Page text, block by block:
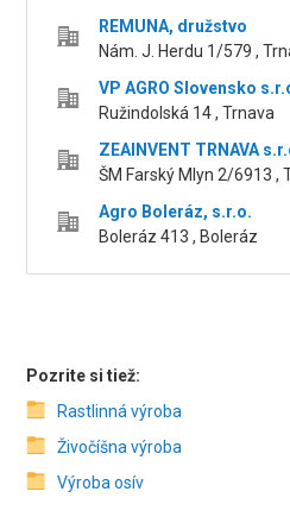
REMUNA, družstvo
Nám. J. Herdu 1/579 ,
VP AGRO Slovensko
Ružindolská 14 , Trnava
ZEAINVENT TRNAVA
ŠM Farský Mlyn 2/6913 ,
Agro Boleráz, s.r.o.
Boleráz 413 , Boleráz
Pozrite si tiež:
Rastlinná výroba
Živočíšna výroba
Výroba osív